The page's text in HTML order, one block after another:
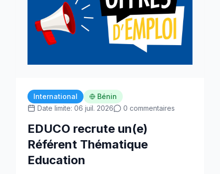
International
Bénin
Date limite: 06 juil. 2026
0 commentaires
EDUCO recrute un(e)
Référent Thématique
Education